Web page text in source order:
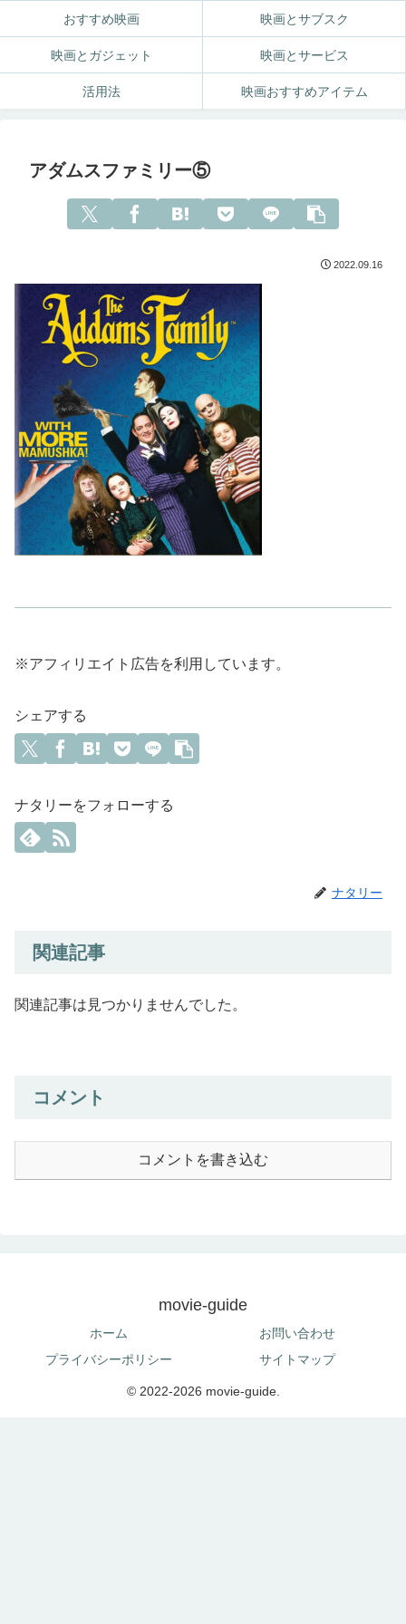
おすすめ映画 映画とサブスク
映画とガジェット 映画とサービス
活用法 映画おすすめアイテム
アダムスファミリー⑤
2022.09.16
※アフィリエイト広告を利用しています。
シェアする
ナタリーをフォローする
ナタリー
関連記事
関連記事は見つかりませんでした。
コメント
コメントを書き込む
movie-guide
ホーム
お問い合わせ
プライバシーポリシー
サイトマップ
© 2022-2026 movie-guide.